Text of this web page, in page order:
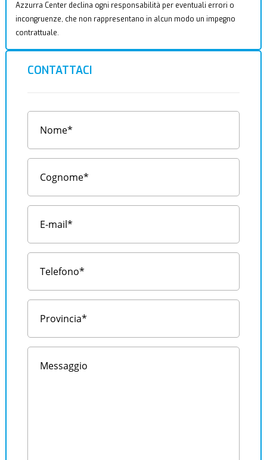
Azzurra Center declina ogni responsabilità per eventuali errori o
incongruenze, che non rappresentano in alcun modo un impegno
contrattuale.
CONTATTACI